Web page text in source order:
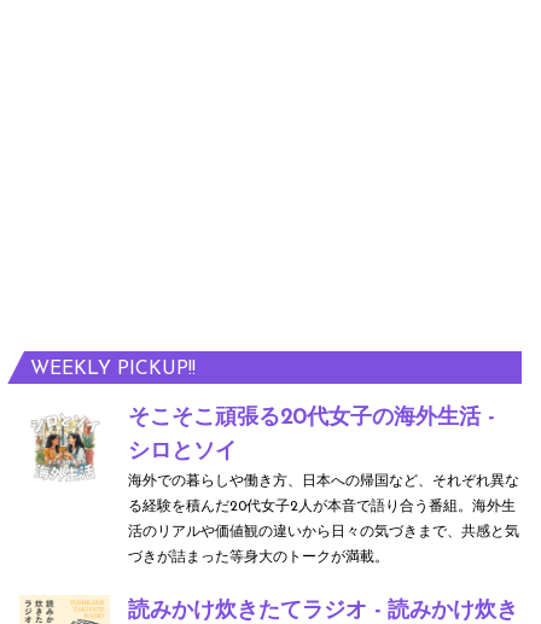
WEEKLY PICKUP!!
そこそこ頑張る20代女子の海外生活 -
シロとソイ
海外での暮らしや働き方、日本への帰国など、それぞれ異な
る経験を積んだ20代女子2人が本音で語り合う番組。海外生
活のリアルや価値観の違いから日々の気づきまで、共感と気
づきが詰まった等身大のトークが満載。
読みかけ炊きたてラジオ - 読みかけ炊き